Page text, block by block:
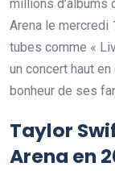
millions d’albums
Arena le mercredi
tubes comme «
un concert haut
bonheur de ses
Taylor
Arena en